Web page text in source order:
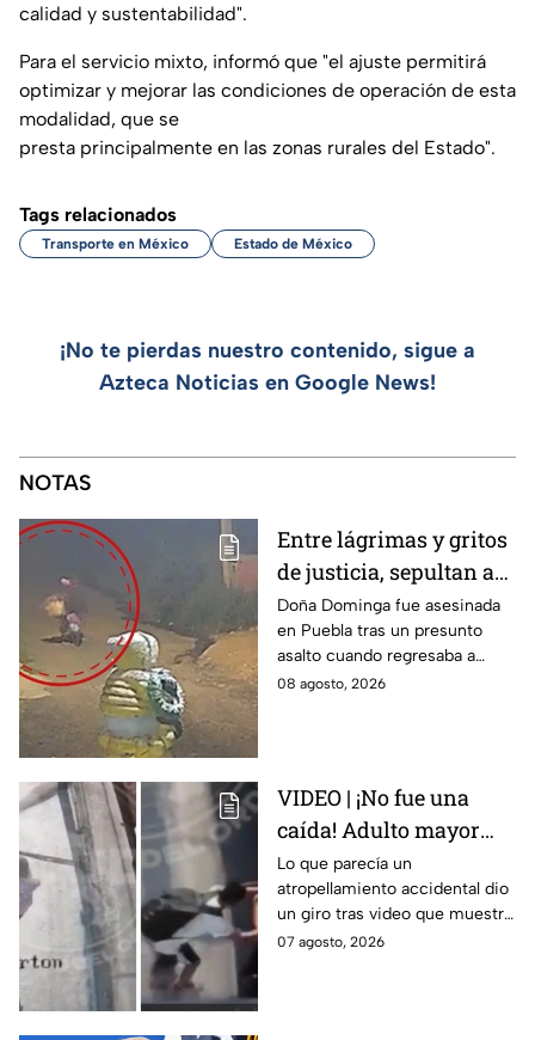
calidad y sustentabilidad".
Para el servicio mixto, informó que "el ajuste permitirá
optimizar y mejorar las condiciones de operación de esta
modalidad, que se
presta principalmente en las zonas rurales del Estado".
Tags relacionados
Transporte en México Estado de México
¡No te pierdas nuestro contenido, sigue a
Azteca Noticias en Google News!
NOTAS
Entre lágrimas y gritos
de justicia, sepultan a
doña Dominga, la
abuelita asesinada tras
asalto en Amozoc,
Puebla
Doña Dominga fue asesinada
en Puebla tras un presunto
asalto cuando regresaba a
casa; familiares y amigos la
08 agosto, 2026
VIDEO | ¡No fue una
caída! Adulto mayor
muere atropellado por
tráiler; joven lo empujó
en Monterrey
Lo que parecía un
atropellamiento accidental dio
un giro tras video que muestra
cómo un joven empujó a
07 agosto, 2026